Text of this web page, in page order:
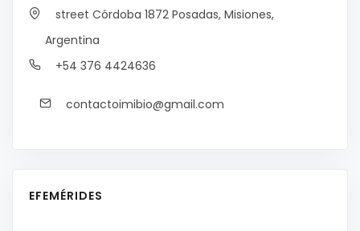
street Córdoba 1872 Posadas, Misiones,
Argentina
+54 376 4424636
contactoimibio@gmail.com
EFEMÉRIDES